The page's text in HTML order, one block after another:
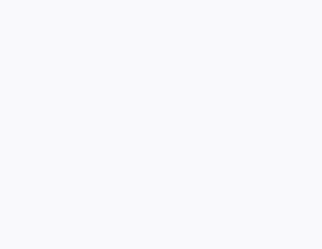
2024年1月17日（水）～1
まで
年2月1日（木）～6月
間）
間：2024年7月1日（月）
で